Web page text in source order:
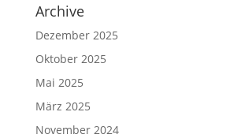
Archive
Dezember 2025
Oktober 2025
Mai 2025
März 2025
November 2024